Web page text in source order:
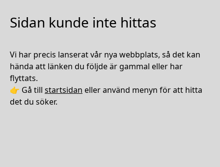
Sidan kunde inte hittas
Vi har precis lanserat vår nya webbplats, så det kan
hända att länken du följde är gammal eller har
flyttats.
👉 Gå till startsidan eller använd menyn för att hitta
det du söker.